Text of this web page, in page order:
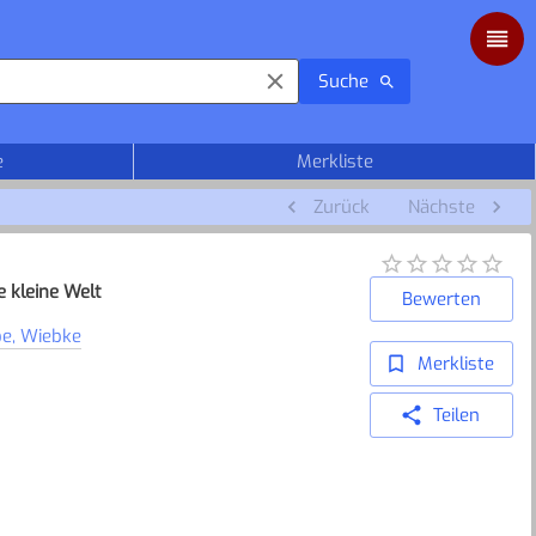
Suche
Merkliste
Zurück Nächste
kleine Welt
Wiebke
Bewerten
Merkliste
Teilen